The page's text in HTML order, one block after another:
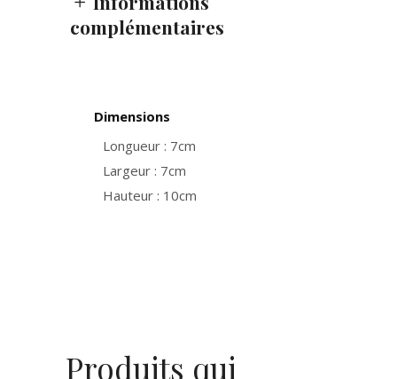
complémentaires
Dimensions
Longueur : 7cm
Largeur : 7cm
Hauteur : 10cm
Produits qui